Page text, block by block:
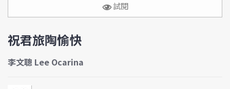
試閱
祝君旅陶愉快
李文聰 Lee Ocarina